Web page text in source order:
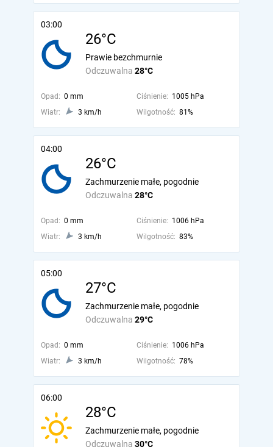
03:00
26°C
Odczuwalna 28°C
Prawie bezchmurnie
Opad: 0 mm Ciśnienie: 1005 hPa
Wiatr:
3 km/h Wilgotność: 81%
04:00
26°C
Odczuwalna 28°C
Zachmurzenie małe, pogodnie
Opad: 0 mm Ciśnienie: 1006 hPa
Wiatr:
3 km/h Wilgotność: 83%
05:00
27°C
Odczuwalna 29°C
Zachmurzenie małe, pogodnie
Opad: 0 mm Ciśnienie: 1006 hPa
Wiatr:
3 km/h Wilgotność: 78%
06:00
28°C
Odczuwalna 30°C
Zachmurzenie małe, pogodnie